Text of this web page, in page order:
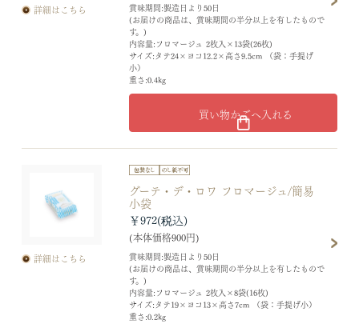
詳細はこちら
賞味期間:製造日より50日
(お届けの商品は、賞味期間の半分以上を有したもので
す。)
内容量:フロマージュ 2枚入×13袋(26枚)
サイズ:タテ24×ヨコ12.2×高さ9.5cm （袋：手提げ
小）
重さ:0.4kg
買い物かごへ入れる
詳細はこちら
グーテ・デ・ロワ フロマージュ/簡易
小袋
賞味期間:製造日より50日
(お届けの商品は、賞味期間の半分以上を有したもので
す。)
内容量:フロマージュ 2枚入×8袋(16枚)
サイズ:タテ19×ヨコ13×高さ7cm （袋：手提げ小）
重さ:0.2kg
￥972
(本体価格900円)